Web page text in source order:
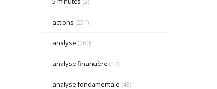
actions (251)
analyse (260)
analyse financière (17)
analyse fondamentale (43)